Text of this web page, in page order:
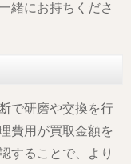
緒にお持ちくださ
で研磨や交換を行
費用が買取金額を
することで、より